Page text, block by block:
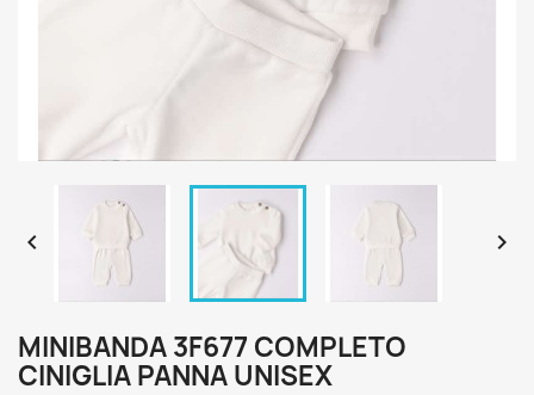
 
MINIBANDA 3F677 COMPLETO
CINIGLIA PANNA UNISEX